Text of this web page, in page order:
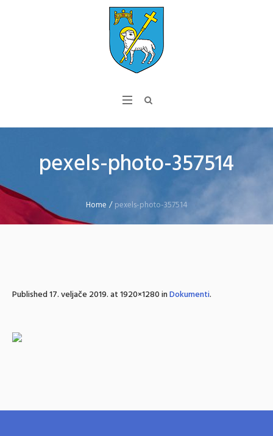
pexels-photo-357514
Home /pexels-photo-357514
Published17. veljače 2019.at 1920×1280 inDokumenti.